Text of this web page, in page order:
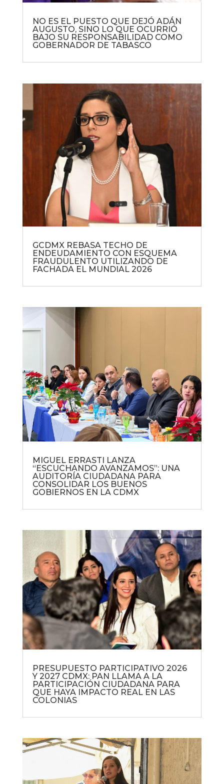
NO ES EL PUESTO QUE DEJÓ ADÁN
AUGUSTO, SINO LO QUE OCURRIÓ
BAJO SU RESPONSABILIDAD COMO
GOBERNADOR DE TABASCO
GCDMX REBASA TECHO DE
ENDEUDAMIENTO CON ESQUEMA
FRAUDULENTO UTILIZANDO DE
FACHADA EL MUNDIAL 2026
MIGUEL ERRASTI LANZA
“ESCUCHANDO AVANZAMOS”: UNA
AUDITORÍA CIUDADANA PARA
CONSOLIDAR LOS BUENOS
GOBIERNOS EN LA CDMX
PRESUPUESTO PARTICIPATIVO 2026
Y 2027 CDMX: PAN LLAMA A LA
PARTICIPACIÓN CIUDADANA PARA
QUE HAYA IMPACTO REAL EN LAS
COLONIAS